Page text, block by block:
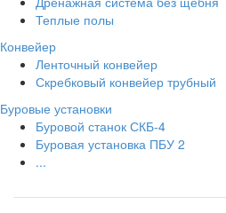
Теплые полы
Конвейер
Ленточный конвейер
Скребковый конвейер трубный
Буровые установки
Буровой станок СКБ-4
Буровая установка ПБУ 2
...